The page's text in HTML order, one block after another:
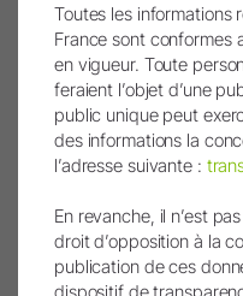
Pour enregistrer
être connecté ou
Pas encore
Inscrivez-
Mot de
Toutes les informations
France sont conformes
en vigueur. Toute
feraient l’objet d’une
public unique peut
des informations la
l’adresse suivante :
En revanche, il n’est
droit d’opposition à la
publication de ces
dispositif de